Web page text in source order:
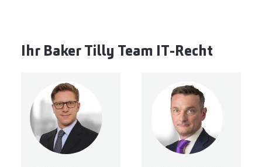
Ihr Baker Tilly Team IT-Recht